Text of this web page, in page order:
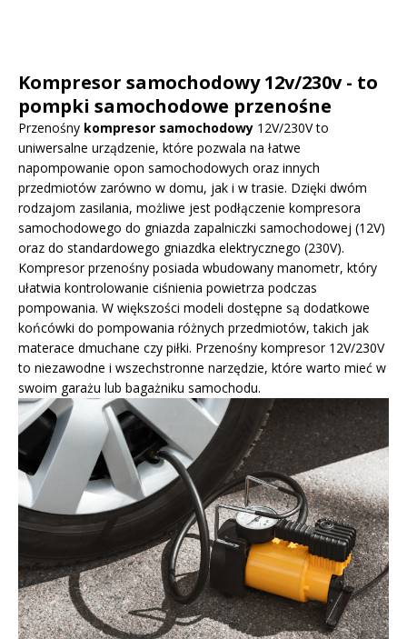
Kompresor samochodowy 12v/230v - to
pompki samochodowe przenośne
Przenośny kompresor samochodowy 12V/230V to
uniwersalne urządzenie, które pozwala na łatwe
napompowanie opon samochodowych oraz innych
przedmiotów zarówno w domu, jak i w trasie. Dzięki dwóm
rodzajom zasilania, możliwe jest podłączenie kompresora
samochodowego do gniazda zapalniczki samochodowej (12V)
oraz do standardowego gniazdka elektrycznego (230V).
Kompresor przenośny posiada wbudowany manometr, który
ułatwia kontrolowanie ciśnienia powietrza podczas
pompowania. W większości modeli dostępne są dodatkowe
końcówki do pompowania różnych przedmiotów, takich jak
materace dmuchane czy piłki. Przenośny kompresor 12V/230V
to niezawodne i wszechstronne narzędzie, które warto mieć w
swoim garażu lub bagażniku samochodu.